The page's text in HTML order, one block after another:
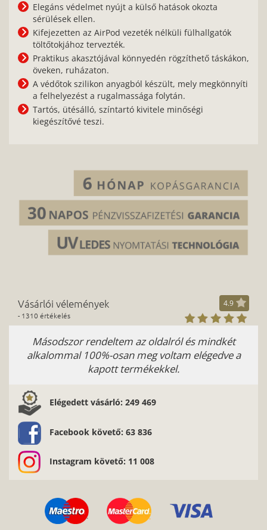
Elegáns védelmet nyújt a külső hatások okozta
sérülések ellen.
Kifejezetten az AirPod vezeték nélküli fülhallgatók
töltőtokjához tervezték.
Praktikus akasztójával könnyedén rögzíthető táskákon,
öveken, ruházaton.
A védőtok szilikon anyagból készült, mely megkönnyíti
a felhelyezést a rugalmassága folytán.
Tartós, ütésálló, színtartó kivitele minőségi
kiegészítővé teszi.
Vásárlói vélemények
- 1310 értékelés
4.9
Másodszor rendeltem az oldalról és mindkét
alkalommal 100%-osan meg voltam elégedve a
kapott termékekkel.
Elégedett vásárló: 249 469
Facebook követő: 63 836
Instagram követő: 11 008